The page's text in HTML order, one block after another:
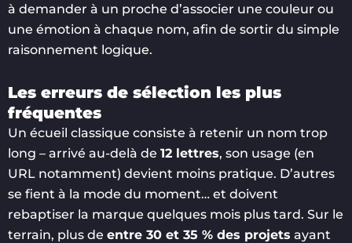
à demander à un proche d’associer une couleur ou
une émotion à chaque nom, afin de sortir du simple
raisonnement logique.
Les erreurs de sélection les plus
fréquentes
Un écueil classique consiste à retenir un nom trop
long – arrivé au-delà de 12 lettres, son usage (en
URL notamment) devient moins pratique. D’autres
se fient à la mode du moment… et doivent
rebaptiser la marque quelques mois plus tard. Sur le
terrain, plus de entre 30 et 35 % des projets ayant